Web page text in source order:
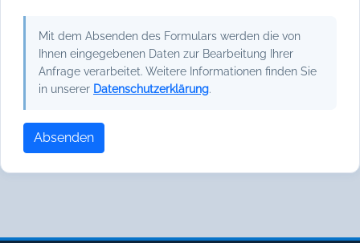
Mit dem Absenden des Formulars werden die von
Ihnen eingegebenen Daten zur Bearbeitung Ihrer
Anfrage verarbeitet. Weitere Informationen finden Sie
in unserer Datenschutzerklärung.
Absenden